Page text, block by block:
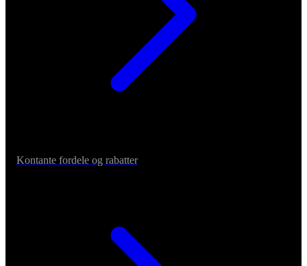
Kontante fordele og rabatter